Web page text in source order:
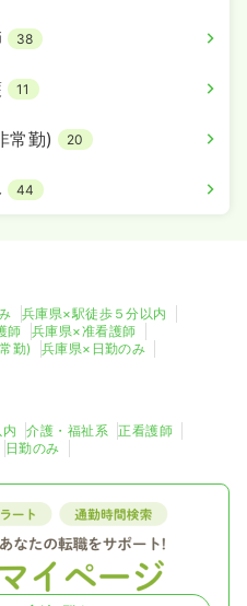
38
11
常勤) 20
44
兵庫県×駅徒歩５分以内
師
兵庫県×准看護師
勤) 兵庫県×日勤のみ
介護・福祉系
正看護師
日勤のみ